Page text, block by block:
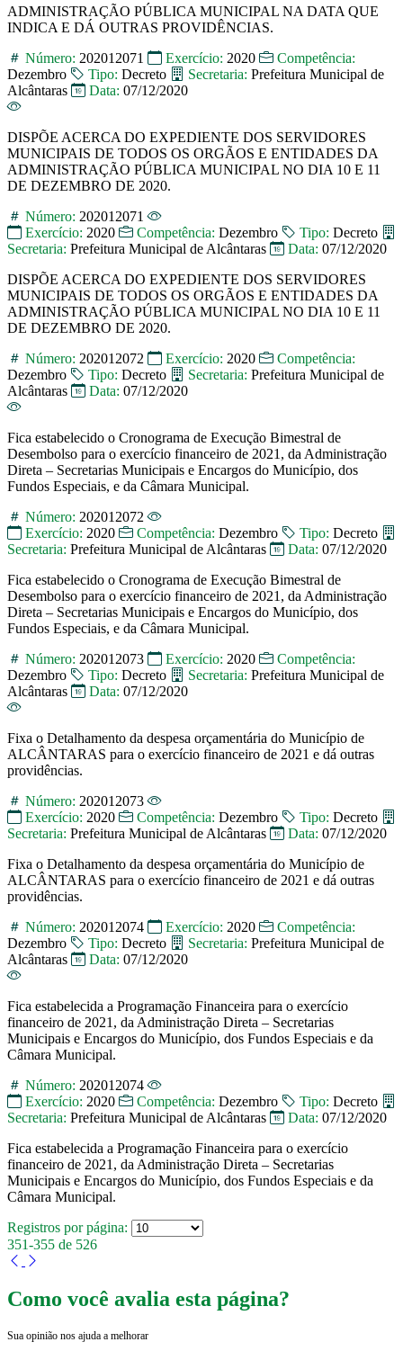
ADMINISTRAÇÃO PÚBLICA MUNICIPAL NA DATA QUE
INDICA E DÁ OUTRAS PROVIDÊNCIAS.
Número: 202012071 Exercício: 2020
Competência:
Dezembro
Tipo: Decreto Secretaria: Prefeitura Municipal de
Alcântaras
Data: 07/12/2020
DISPÕE ACERCA DO EXPEDIENTE DOS SERVIDORES
MUNICIPAIS DE TODOS OS ORGÃOS E ENTIDADES DA
ADMINISTRAÇÃO PÚBLICA MUNICIPAL NO DIA 10 E 11
DE DEZEMBRO DE 2020.
Número: 202012071
Exercício: 2020 Competência: Dezembro Tipo: Decreto
Secretaria: Prefeitura Municipal de Alcântaras Data: 07/12/2020
DISPÕE ACERCA DO EXPEDIENTE DOS SERVIDORES
MUNICIPAIS DE TODOS OS ORGÃOS E ENTIDADES DA
ADMINISTRAÇÃO PÚBLICA MUNICIPAL NO DIA 10 E 11
DE DEZEMBRO DE 2020.
Número: 202012072 Exercício: 2020
Competência:
Dezembro
Tipo: Decreto Secretaria: Prefeitura Municipal de
Alcântaras
Data: 07/12/2020
Fica estabelecido o Cronograma de Execução Bimestral de
Desembolso para o exercício financeiro de 2021, da Administração
Direta – Secretarias Municipais e Encargos do Município, dos
Fundos Especiais, e da Câmara Municipal.
Número: 202012072
Exercício: 2020 Competência: Dezembro Tipo: Decreto
Secretaria: Prefeitura Municipal de Alcântaras Data: 07/12/2020
Fica estabelecido o Cronograma de Execução Bimestral de
Desembolso para o exercício financeiro de 2021, da Administração
Direta – Secretarias Municipais e Encargos do Município, dos
Fundos Especiais, e da Câmara Municipal.
Número: 202012073 Exercício: 2020
Competência:
Dezembro
Tipo: Decreto Secretaria: Prefeitura Municipal de
Alcântaras
Data: 07/12/2020
Fixa o Detalhamento da despesa orçamentária do Município de
ALCÂNTARAS para o exercício financeiro de 2021 e dá outras
providências.
Número: 202012073
Exercício: 2020 Competência: Dezembro Tipo: Decreto
Secretaria: Prefeitura Municipal de Alcântaras Data: 07/12/2020
Fixa o Detalhamento da despesa orçamentária do Município de
ALCÂNTARAS para o exercício financeiro de 2021 e dá outras
providências.
Número: 202012074 Exercício: 2020
Competência:
Dezembro
Tipo: Decreto Secretaria: Prefeitura Municipal de
Alcântaras
Data: 07/12/2020
Fica estabelecida a Programação Financeira para o exercício
financeiro de 2021, da Administração Direta – Secretarias
Municipais e Encargos do Município, dos Fundos Especiais e da
Câmara Municipal.
Número: 202012074
Exercício: 2020 Competência: Dezembro Tipo: Decreto
Secretaria: Prefeitura Municipal de Alcântaras Data: 07/12/2020
Fica estabelecida a Programação Financeira para o exercício
financeiro de 2021, da Administração Direta – Secretarias
Municipais e Encargos do Município, dos Fundos Especiais e da
Câmara Municipal.
Registros por página:
351-355 de 526
Como você avalia esta página?
Sua opinião nos ajuda a melhorar